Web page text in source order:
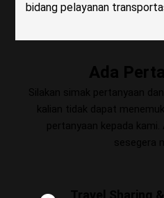
bidang pelayanan